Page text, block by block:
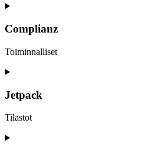
Consent
service
woocommerce
Complianz
Toiminnalliset
Consent
service
complianz
Jetpack
Tilastot
Consent